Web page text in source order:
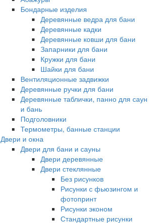
Бондарные изделия
Деревянные ведра для бани
Деревянные кадки
Деревянные ковши для бани
Запарники для бани
Кружки для бани
Шайки для бани
Вентиляционные задвижки
Деревянные ручки для бани
Деревянные таблички, панно для саун
и бань
Подголовники
Термометры, банные станции
Двери и окна
Двери для бани и сауны
Двери деревянные
Двери стеклянные
Без рисунков
Рисунки с фьюзингом и
фотопринт
Рисунки эконом
Стандартные рисунки